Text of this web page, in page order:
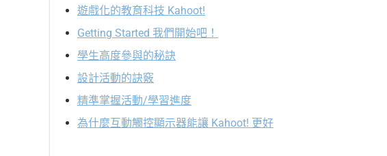
遊戲化的教育科技 Kahoot!
Getting Started 我們開始吧！
學生高度參與的秘訣
設計活動的訣竅
精準掌握活動/學習進度
為什麼互動觸控顯示器能讓 Kahoot! 更好